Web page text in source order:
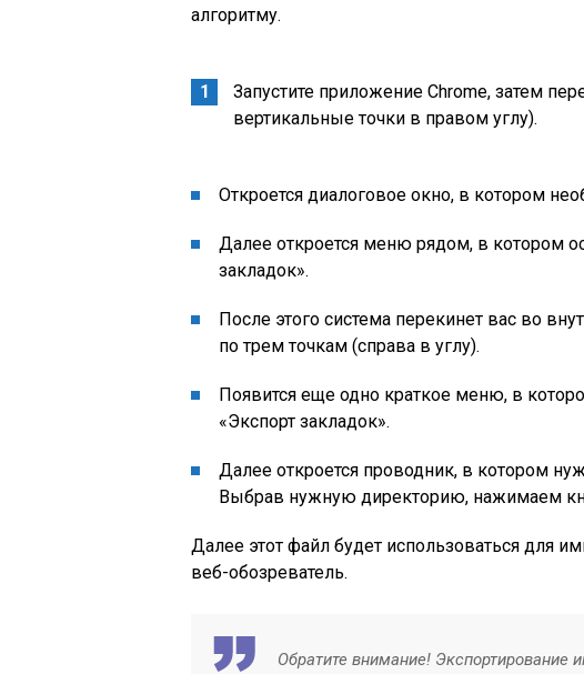
алгоритму.
Запустите приложение Chrome, затем
вертикальные точки в правом углу).
Откроется диалоговое окно, в котором
Далее откроется меню рядом, в котором
закладок».
После этого система перекинет вас во
по трем точкам (справа в углу).
Появится еще одно краткое меню, в
«Экспорт закладок».
Далее откроется проводник, в котором
Выбрав нужную директорию, нажимаем
Далее этот файл будет использоваться для
веб-обозреватель.
Обратите внимание! Экспортирование